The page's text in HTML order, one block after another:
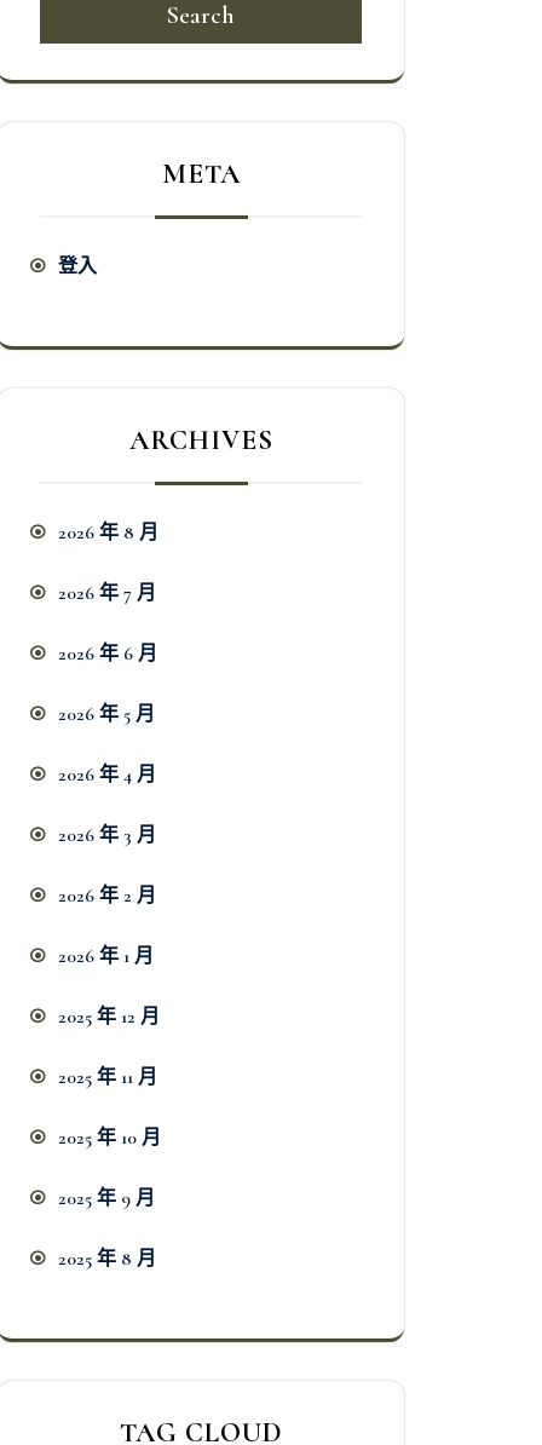
Search
META
登入
ARCHIVES
2026 年 8 月
2026 年 7 月
2026 年 6 月
2026 年 5 月
2026 年 4 月
2026 年 3 月
2026 年 2 月
2026 年 1 月
2025 年 12 月
2025 年 11 月
2025 年 10 月
2025 年 9 月
2025 年 8 月
TAG CLOUD